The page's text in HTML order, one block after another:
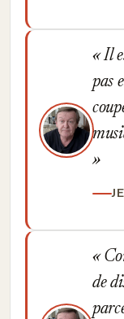
Il
pas
de